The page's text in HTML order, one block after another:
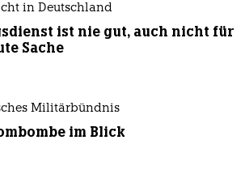
in Deutschland
ist nie gut, auch nicht für
Sache
Militärbündnis
im Blick